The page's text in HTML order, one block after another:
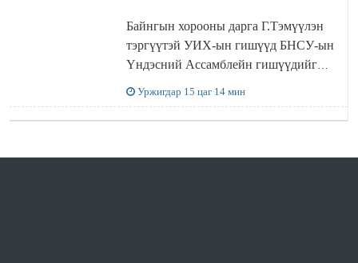
Байнгын хорооны дарга Г.Тэмүүлэн
тэргүүтэй УИХ-ын гишүүд БНСУ-ын
Үндэсний Ассамблейн гишүүдийг
Уржигдар 15 цаг 14 мин